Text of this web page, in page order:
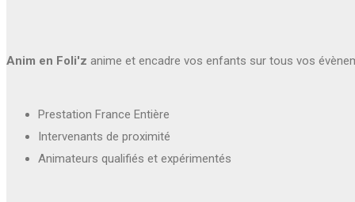
Anim en Foli'z anime et encadre vos enfants sur tous vos
Prestation France Entière
Intervenants de proximité
Animateurs qualifiés et expérimentés